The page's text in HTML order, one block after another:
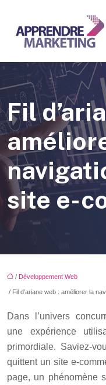
Fil
site e-
/ Développement Web
/ Fil d’ariane web : améliorer la
Dans l’univers
une expérience
primordiale. Saviez-
quittent un site e-
page, un phénomène